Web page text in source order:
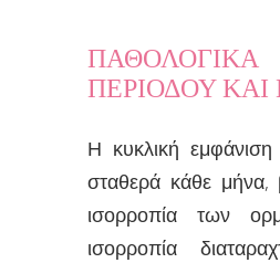
ΠΕΡΙΟΔΟΥ
Η κυκλική εμφάνιση
σταθερά κάθε μήνα,
ισορροπία των
ισορροπία